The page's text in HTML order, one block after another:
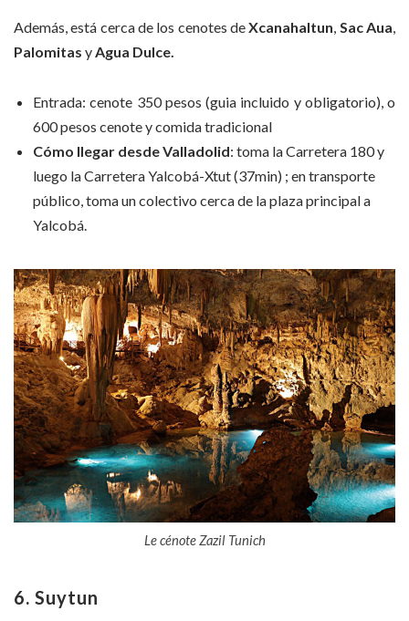
Además, está cerca de los cenotes deXcanahaltun, Sac Aua,
Palomitas yAgua Dulce.
Entrada: cenote 350 pesos (guia incluido y obligatorio), o
600 pesos cenote y comida tradicional
Cómo llegar desde Valladolid: toma la Carretera 180 y
luego la Carretera Yalcobá-Xtut (37min) ; en transporte
público, toma un colectivo cerca de la plaza principal a
Yalcobá.
Le cénote Zazil Tunich
6. Suytun